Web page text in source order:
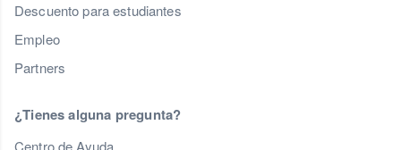
Descuento para estudiantes
Empleo
Partners
¿Tienes alguna pregunta?
Centro de Ayuda